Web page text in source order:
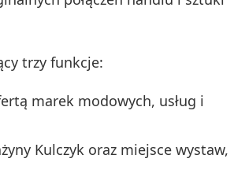
trzy funkcje:
marek modowych, usług i
Kulczyk oraz miejsce wystaw,